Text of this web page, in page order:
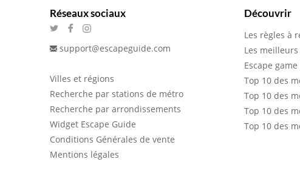
Réseaux sociaux
support@escapeguide.com
Villes et régions
Recherche par stations de métro
Recherche par arrondissements
Widget Escape Guide
Conditions Générales de vente
Mentions légales
Découvrir
Les règles à
Les
Escape
Top 10 des
Top 10 des
Top 10 des
Top 10 des